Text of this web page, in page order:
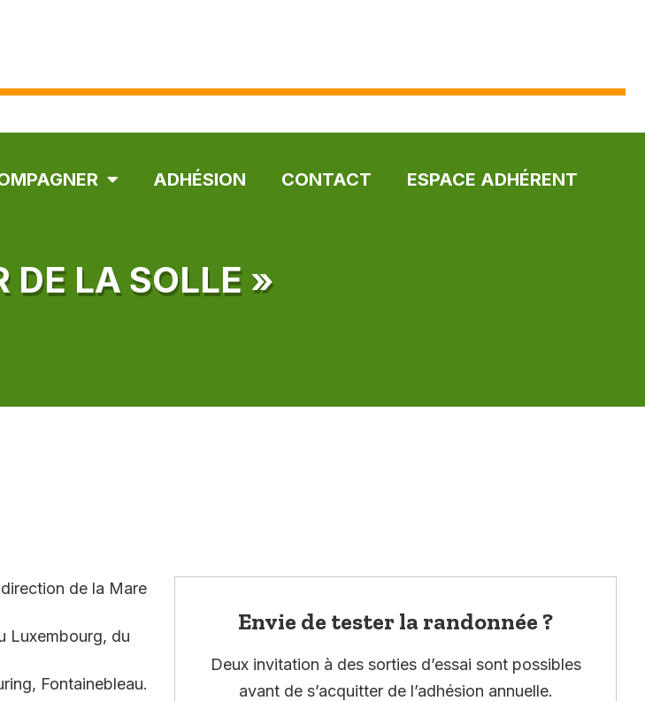
ADHÉSION CONTACT ESPACE ADHÉRENT
DE LA SOLLE »
de la Mare
Luxembourg, du
Fontainebleau.
Envie de tester la randonnée ?
Deux invitation à des sorties d’essai sont possibles
avant de s’acquitter de l’adhésion annuelle.